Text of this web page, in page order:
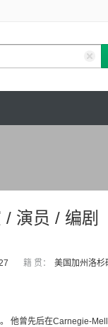
演员 / 编剧
籍 贯：
美国加州洛杉
他曾先后在Carnegie-